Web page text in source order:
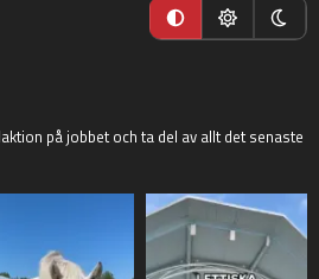
på jobbet och ta del av allt det senaste